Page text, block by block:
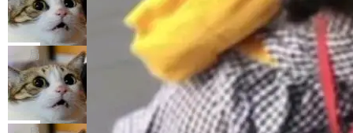
nt智能测试系统入选AI测试领域代表产品。对CI
O而言，这提示了一个转变：AI测试正在从效率
工具升级为企业的质量基础设施。 CIO面对的新
现实 过去两年，CIO们的焦虑清单上多了两项：
一是如何让大模型和智能体应用安全地从PoC走
向生产，二是如何让测试团队跟得上AI应用...
（sum type）。但他说清楚了一件事：这不是类
型系统的学术体操，是日常编码的思维方式。 文
章从一个简单的例子切入。一个网站的深色主题
设置，如果用布尔值 + 可空字段来表示——bool
ean 表示是否可切换，nullable 的默认模式、浅
色方案、深色方案——会产生大量无意义的组
合。方案缺了、配置冲突了、全 null 了。要知道
Cloudflare 开源内部企业 AI 平台 Clou
dflare OS
Cloudflare 发布了一个开源项目 Cloudflare O
S。如果你只看官方博客，你会觉得这是又一
个"AI 知识库 + 聊天机器人"——每个大厂都在
做，没什么新鲜的。 但 Kenton Varda 在 Twitte
r 上把事情说清楚了： 今天我们发布了 Cloudfla
re OS，一个带连接器的聊天机器人，跟其他所
局
Deno 团队开源 Celld，可自托管的分
布式 Durable Objects
Ryan Dahl 领导的 Deno 团队推出了最新开源项
目 Celld，一个能在自己机器上运行 Cloudflare